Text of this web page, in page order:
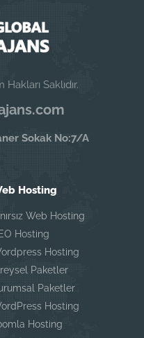
Saklıdır.
Sokak No:7/A
Hosting
Web Hosting
Hosting
Hosting
Paketler
Paketler
Hosting
Hosting